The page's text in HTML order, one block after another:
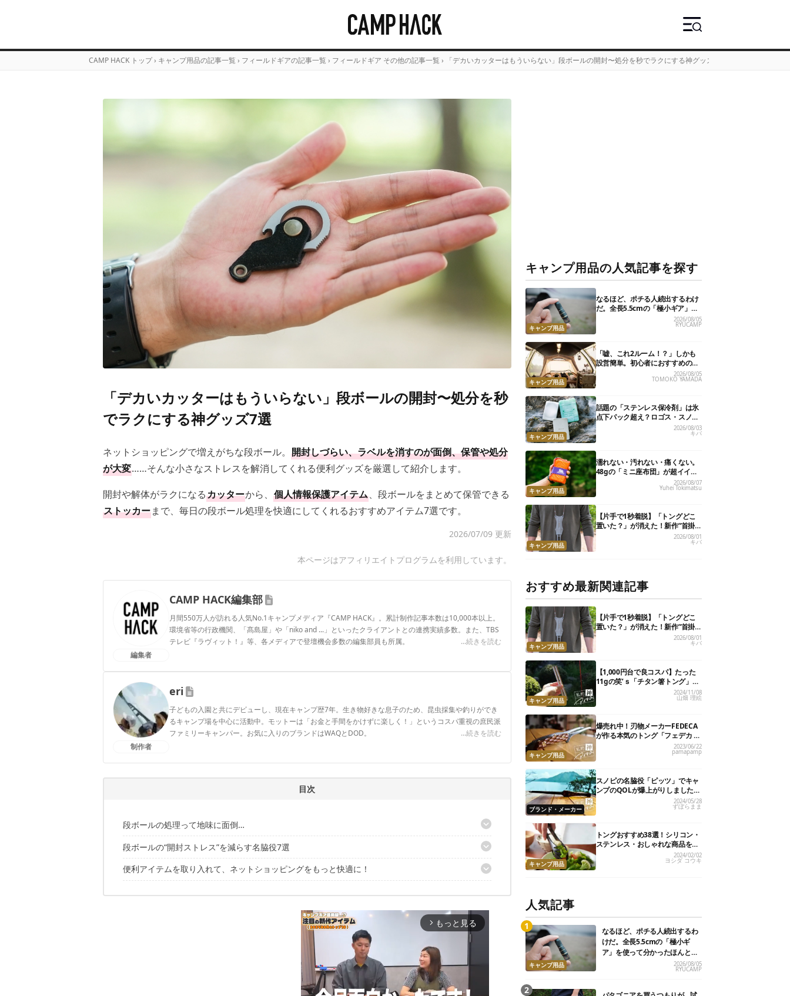
CAMP HACK トップ › キャンプ用品の記事一覧 › フィールドギアの記事一覧 › フィールドギア その他の記事一覧 › 「デカいカッターはもういらない」段ボールの開封〜処分を秒でラクにする神グッズ7選
「デカいカッターはもういらない」段ボールの開封〜処分を秒
でラクにする神グッズ7選
ネットショッピングで増えがちな段ボール。 開封しづらい、ラベルを消すのが面倒、保管や処分
が大変……そんな小さなストレスを解消してくれる便利グッズを厳選して紹介します。
開封や解体がラクになるカッターから、 個人情報保護アイテム、段ボールをまとめて保管できる
ストッカーまで、毎日の段ボール処理を快適にしてくれるおすすめアイテム7選です。
2026/07/09 更新
本ページはアフィリエイトプログラムを利用しています。
編集者
CAMP HACK編集部
月間550万人が訪れる人気No.1キャンプメディア『CAMP HACK』。累計制作記事本数は10,000本以上。
環境省等の行政機関、「髙島屋」や「niko and ...」といったクライアントとの連携実績多数。また、TBS
テレビ『ラヴィット！』等、各メディアで登壇機会多数の編集部員も所属。
...続きを読む
制作者
eri
子どもの入園と共にデビューし、現在キャンプ歴7年。生き物好きな息子のため、昆虫採集や釣りができ
るキャンプ場を中心に活動中。モットーは「お金と手間をかけずに楽しく！」というコスパ重視の庶民派
ファミリーキャンパー。お気に入りのブランドはWAQとDOD。
...続きを読む
目次
段ボールの処理って地味に面倒…
これで快適！段ボール関連グッズ
段ボールの“開封ストレス”を減らす名脇役7選
1｜よく使う場所にマグネットでペタッ！ボックスカッター
3｜パカパカ浮いてくるフタを抑えられるフラップクリッパー
5｜“刺す”だけで一気にまとまる！段ボールストッカー
7｜栓抜きにもなるキーホルダー感覚のカッターベイルアウト
便利アイテムを取り入れて、ネットショッピングをもっと快適に！
✔こちらの記事もおすすめ
arrow_forward_ios もっと見る
キャンプ用品の人気記事を探す
キャンプ用品
なるほど、ポチる人続出するわけ
だ。全長5.5cmの「極小ギア」を
使って分かったほんとの魅力2026/08/05
RYUCAMP
キャンプ用品
「嘘、これ2ルーム！？」しかも
設営簡単。初心者におすすめの最
新“おしゃれ広々テント”7選2026/08/05
TOMOKO YAMADA
キャンプ用品
話題の「ステンレス保冷剤」は氷
点下パック超え？ロゴス・スノー
ピーク・爆売れノーブランド品を
比べてみた
2026/08/03
キバ
キャンプ用品
濡れない・汚れない・痛くない。
48gの「ミニ座布団」が超イイ具
合
2026/08/07
Yuhei Tokimatsu
キャンプ用品
【片手で1秒着脱】「トングどこ
置いた？」が消えた！新作“首掛
けトング”、男心くすぐるギミッ
2026/08/01
キバ
おすすめ最新関連記事
キャンプ用品
【片手で1秒着脱】「トングどこ
置いた？」が消えた！新作“首掛
けトング”、男心くすぐるギミッ
2026/08/01
キバ
キャンプ用品
【1,000円台で良コスパ】たった
11gの笑’ｓ「チタン箸トング」
が、キャンプ飯のストレスを解消
2024/11/08
山畑 理絵
キャンプ用品
爆売れ中！刃物メーカーFEDECA
が作る本気のトング「フェデカ ク
レバートング」【私的神アイテ
2023/06/22
pamapamp
ブランド・メーカー
スノピの名脇役「ピッツ」でキャ
ンプのQOLが爆上がりしました
【私的神アイテム】
2024/05/28
ずぼらまま
キャンプ用品
トングおすすめ38選！シリコン・
ステンレス・おしゃれな商品を紹
介
2024/02/02
ヨシダ コウキ
人気記事
キャンプ用品
なるほど、ポチる人続出するわ
けだ。全長5.5cmの「極小ギ
ア」を使って分かったほんとの
2026/08/05
RYUCAMP